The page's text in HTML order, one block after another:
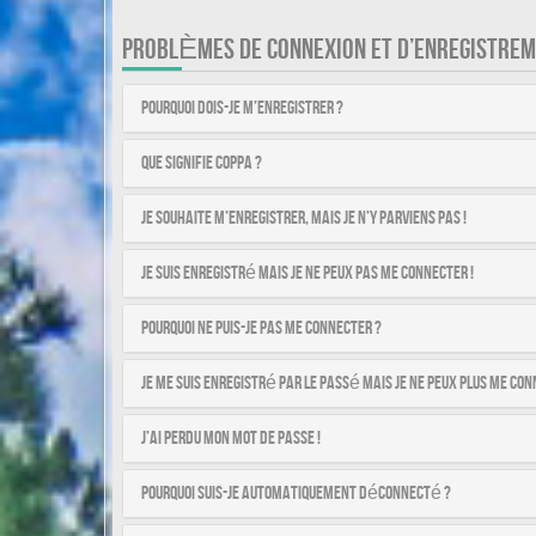
PROBLÈMES DE CONNEXION ET
Pourquoi dois-je m’enregistrer ?
Que signifie COPPA ?
Je souhaite m’enregistrer, mais je n’y parviens pas !
Je suis enregistré mais je ne peux pas me connecter !
Pourquoi ne puis-je pas me connecter ?
Je me suis enregistré par le passé mais je ne peux plus me
J’ai perdu mon mot de passe !
Pourquoi suis-je automatiquement déconnecté ?